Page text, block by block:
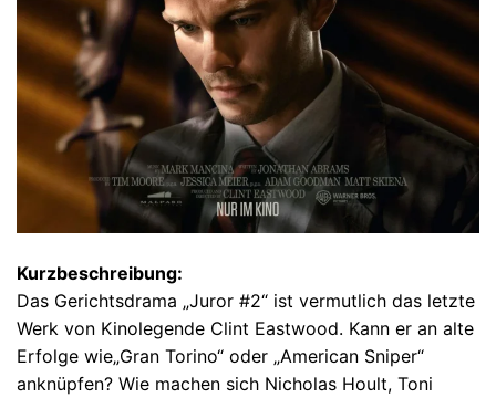
Kurzbeschreibung:
Das Gerichtsdrama „Juror #2“ ist vermutlich das letzte
Werk von Kinolegende Clint Eastwood. Kann er an alte
Erfolge wie„Gran Torino“ oder „American Sniper“
anknüpfen? Wie machen sich Nicholas Hoult, Toni